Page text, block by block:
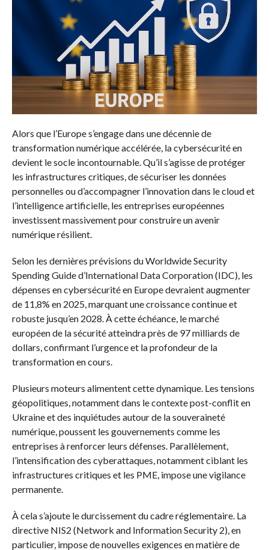
Alors que l’Europe s’engage dans une décennie de
transformation numérique accélérée, la cybersécurité en
devient le socle incontournable. Qu’il s’agisse de protéger
les infrastructures critiques, de sécuriser les données
personnelles ou d’accompagner l’innovation dans le cloud et
l’intelligence artificielle, les entreprises européennes
investissent massivement pour construire un avenir
numérique résilient.
Selon les dernières prévisions du Worldwide Security
Spending Guide d’International Data Corporation (IDC), les
dépenses en cybersécurité en Europe devraient augmenter
de 11,8% en 2025, marquant une croissance continue et
robuste jusqu’en 2028. À cette échéance, le marché
européen de la sécurité atteindra près de 97 milliards de
dollars, confirmant l’urgence et la profondeur de la
transformation en cours.
Plusieurs moteurs alimentent cette dynamique. Les tensions
géopolitiques, notamment dans le contexte post-conflit en
Ukraine et des inquiétudes autour de la souveraineté
numérique, poussent les gouvernements comme les
entreprises à renforcer leurs défenses. Parallèlement,
l’intensification des cyberattaques, notamment ciblant les
infrastructures critiques et les PME, impose une vigilance
permanente.
À cela s’ajoute le durcissement du cadre réglementaire. La
directive NIS2 (Network and Information Security 2), en
particulier, impose de nouvelles exigences en matière de